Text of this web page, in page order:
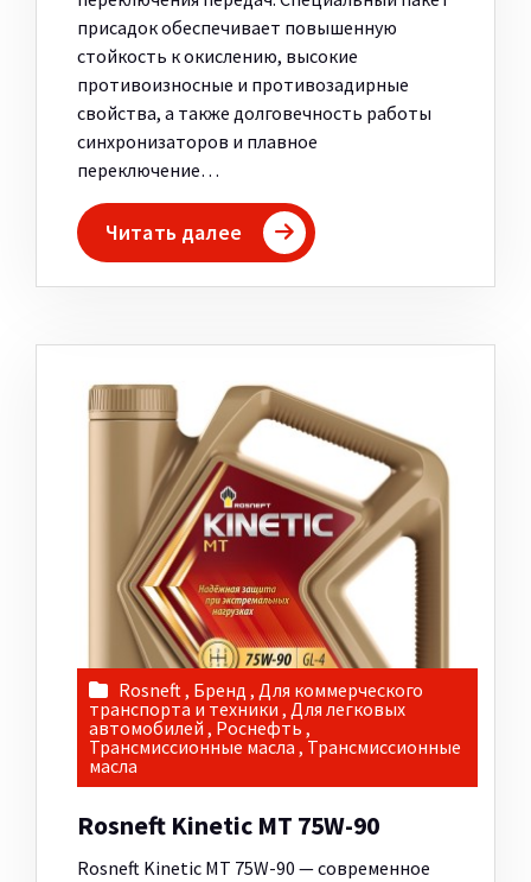
присадок обеспечивает повышенную
стойкость к окислению, высокие
противоизносные и противозадирные
свойства, а также долговечность работы
синхронизаторов и плавное
переключение…
Читать далее
Rosneft, Бренд , Для коммерческого
транспорта и техники , Для легковых
автомобилей , Роснефть ,
Трансмиссионные масла , Трансмиссионные
масла
Rosneft Kinetic MT 75W-90
Rosneft Kinetic MT 75W-90 — современное